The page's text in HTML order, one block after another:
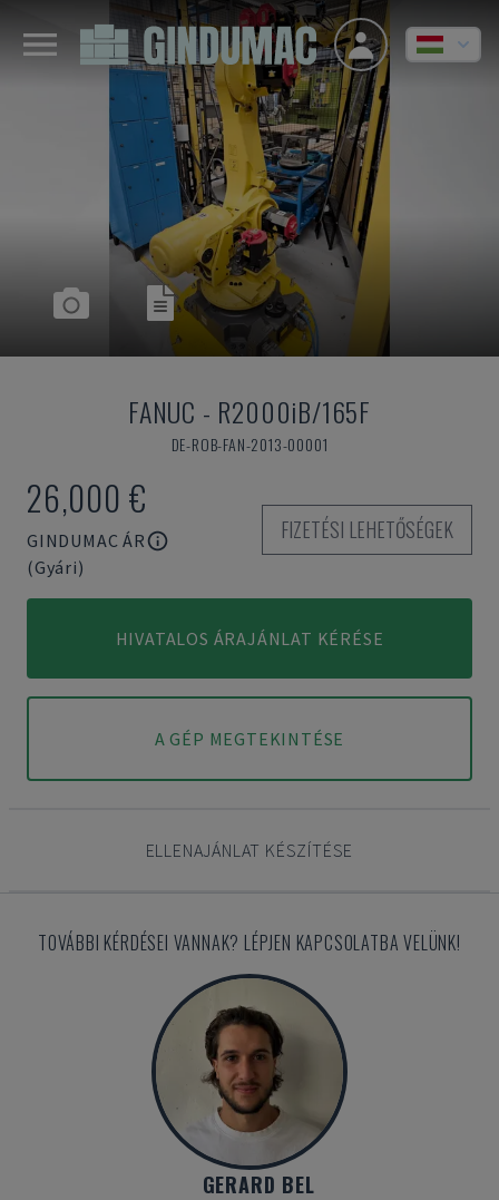
FANUC - R2000iB/165F
DE-ROB-FAN-2013-00001
26,000 €
GINDUMAC ÁR
(Gyári)
FIZETÉSI LEHETŐSÉGEK
HIVATALOS ÁRAJÁNLAT KÉRÉSE
A GÉP MEGTEKINTÉSE
ELLENAJÁNLAT KÉSZÍTÉSE
TOVÁBBI KÉRDÉSEI VANNAK? LÉPJEN KAPCSOLATBA VELÜNK!
GERARD BEL